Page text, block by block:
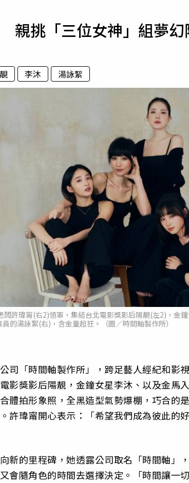
專欄
新勢力
運勢
親挑「三位女神」組夢幻
李沐 湯詠絮
闆許瑋甯(右2)領軍，集結台北電影獎影后陽靚(左2)，金
員的湯詠絮(右)，含金量超狂。（圖／時間軸製作所）
司「時間軸製作所」，跨足藝人經紀和影
影獎影后陽靚，金鐘女星李沐、以及金馬
體拍形象照，全黑造型氣勢爆棚，巧合的
許瑋甯開心表示：「希望我們成為彼此的
新的里程碑，她透露公司取名「時間軸」
會隨角色的時間去選擇決定。「時間讓一